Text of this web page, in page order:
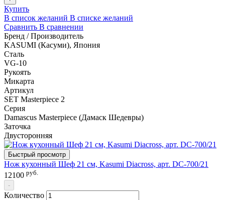
Купить
В список желаний В списке желаний
Сравнить В сравнении
Бренд / Производитель
KASUMI (Касуми), Япония
Сталь
VG-10
Рукоять
Микарта
Артикул
SET Masterpiece 2
Серия
Damascus Masterpiece (Дамаск Шедевры)
Заточка
Двусторонняя
Быстрый просмотр
Нож кухонный Шеф 21 см, Kasumi Diacross, арт. DC-700/21
12100 руб.
-
Количество